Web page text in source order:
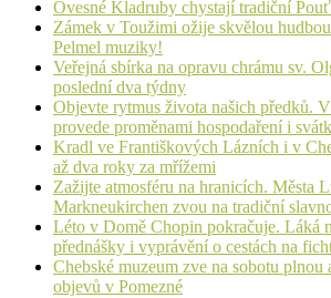
Ovesné Kladruby chystají tradiční
Zámek v Toužimi ožije skvělou
Pelmel muziky!
Veřejná sbírka na opravu chrámu sv.
poslední dva týdny
Objevte rytmus života našich předků.
provede proměnami hospodaření i
Kradl ve Františkových Lázních i v
až dva roky za mřížemi
Zažijte atmosféru na hranicích. Města
Markneukirchen zvou na tradiční
Léto v Domě Chopin pokračuje. Láká
přednášky i vyprávění o cestách na
Chebské muzeum zve na sobotu
objevů v Pomezné